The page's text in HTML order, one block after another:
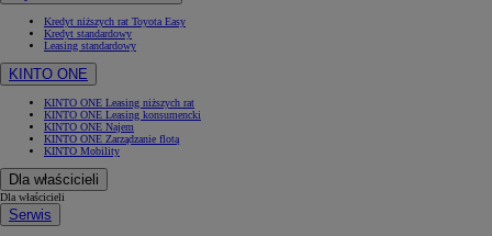
Kredyt niższych rat Toyota Easy
Kredyt standardowy
Leasing standardowy
KINTO ONE
KINTO ONE Leasing niższych rat
KINTO ONE Leasing konsumencki
KINTO ONE Najem
KINTO ONE Zarządzanie flotą
KINTO Mobility
Dla właścicieli
Dla właścicieli
Serwis